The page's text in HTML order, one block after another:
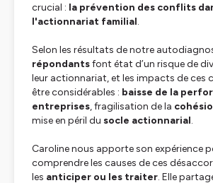
crucial : la prévention des conflits
l'actionnariat familial.
Selon les résultats de notre
répondantsfont état d’un risque de
leur actionnariat, et les impacts de ces
être considérables : baisse de la
entreprises, fragilisation de la
mise en péril du socle actionnarial.
Caroline nous apporte son expérience
comprendre les causes de ces
les anticiper ou les traiter. Elle